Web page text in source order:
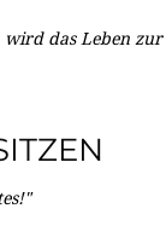
wird das Leben zur